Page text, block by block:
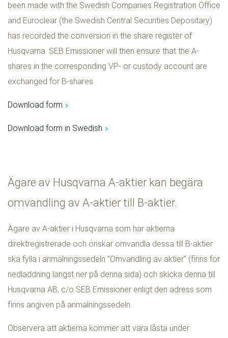
been made with the Swedish Companies Registration Office
and Euroclear (the Swedish Central Securities Depositary)
has recorded the conversion in the share register of
Husqvarna. SEB Emissioner will then ensure that the A-
shares in the corresponding VP- or custody account are
exchanged for B-shares.
Download form
Download form in Swedish
Ägare av Husqvarna A-aktier kan begära
omvandling av A-aktier till B-aktier.
Ägare av A-aktier i Husqvarna som har aktierna
direktregistrerade och önskar omvandla dessa till B-aktier
ska fylla i anmälningssedeln ”Omvandling av aktier” (finns för
nedladdning längst ner på denna sida) och skicka denna till
Husqvarna AB, c/o SEB Emissioner enligt den adress som
finns angiven på anmälningssedeln.
Observera att aktierna kommer att vara låsta under